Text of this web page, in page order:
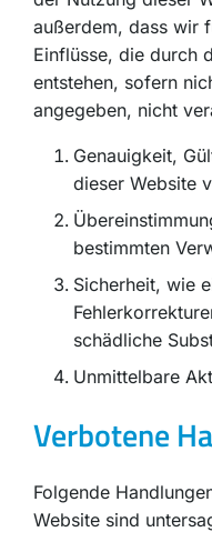
außerdem, dass wir
Einflüsse, die durch
entstehen, sofern
angegeben, nicht
Genauigkeit,
dieser Website
bestimmten
Sicherheit, wie
schädliche
Unmittelbare
Verbotene
Folgende
Website sind